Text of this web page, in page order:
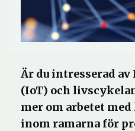
Är du intresserad
(IoT) och
mer om arbetet
inom ramarna för